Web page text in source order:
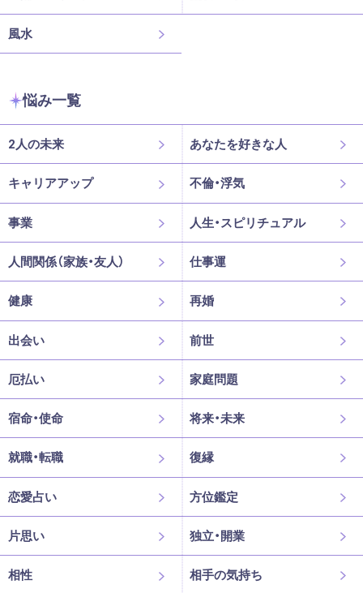
風水
悩み一覧
2人の未来 あなたを好きな人
キャリアアップ 不倫・浮気
事業 人生・スピリチュアル
人間関係（家族・友人） 仕事運
健康 再婚
出会い 前世
厄払い 家庭問題
宿命・使命 将来・未来
就職・転職 復縁
恋愛占い 方位鑑定
片思い 独立・開業
相性 相手の気持ち